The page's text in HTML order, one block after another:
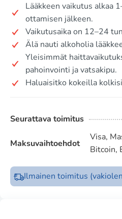
Lääkkeen vaikutus alkaa
ottamisen jälkeen.
Vaikutusaika on 12–24
Älä nauti alkoholia
Yleisimmät
pahoinvointi ja vatsakipu.
Haluaisitko kokeilla
Seurattava toimitus
Maksuvaihtoehdot
Visa,
Bitcoin,
Ilmainen toimitus